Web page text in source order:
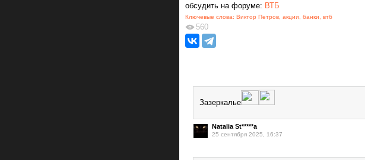
обсудить на форуме: ВТБ
Ключевые слова: Виктор Петров акции банки втб
560
Зазеркалье
Natalia St*****a
25 сентября 2025, 16:37